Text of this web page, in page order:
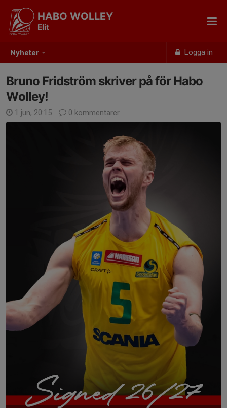
Nyheter Logga in
HABO WOLLEY
Elit
Bruno Fridström skriver på för Habo
Wolley!
1 jun, 20:15 0 kommentarer